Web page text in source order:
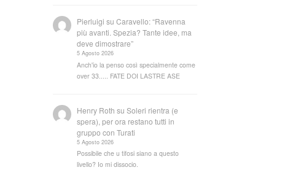
Pierluigi suCaravello: “Ravenna
più avanti. Spezia? Tante idee, ma
deve dimostrare”
5 Agosto 2026
Anch'io la penso così specialmente come
over 33..... FATE DOI LASTRE ASE
Henry Roth suSoleri rientra (e
spera), per ora restano tutti in
gruppo con Turati
5 Agosto 2026
Possibile che u tifosi siano a questo
livello? Io mi dissocio.